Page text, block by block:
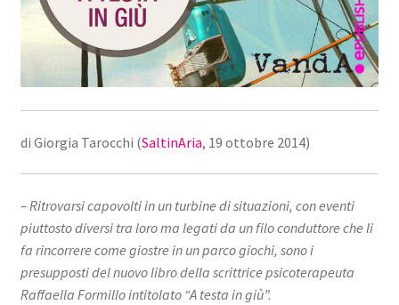
di Giorgia Tarocchi (SaltinAria, 19 ottobre 2014)
– Ritrovarsi capovolti in un turbine di situazioni, con eventi
piuttosto diversi tra loro ma legati da un filo conduttore che li
fa rincorrere come giostre in un parco giochi, sono i
presupposti del nuovo libro della scrittrice psicoterapeuta
Raffaella Formillointitolato “A testa in giù”.